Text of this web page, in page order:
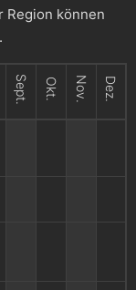
Region können
Sept. Okt. Nov. Dez.